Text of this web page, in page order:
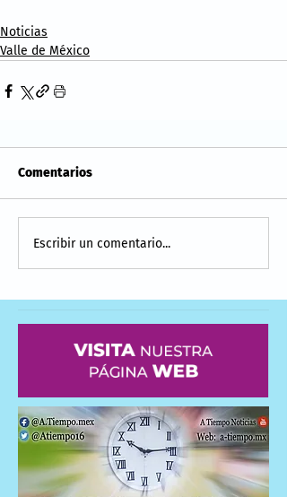
Noticias
Valle de México
Comentarios
Escribir un comentario...